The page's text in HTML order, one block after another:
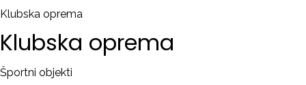
Klubska oprema
Klubska oprema
Športni objekti